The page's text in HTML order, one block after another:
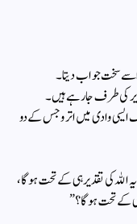
اسے سخت جواب دیتا۔
کی طرف جا رہے ہیں۔
ایسی وادی میں اترو جس کے دو
اللہ کی تقدیر ہی کے تحت ہوگا،
کے تحت ہوگا؟”